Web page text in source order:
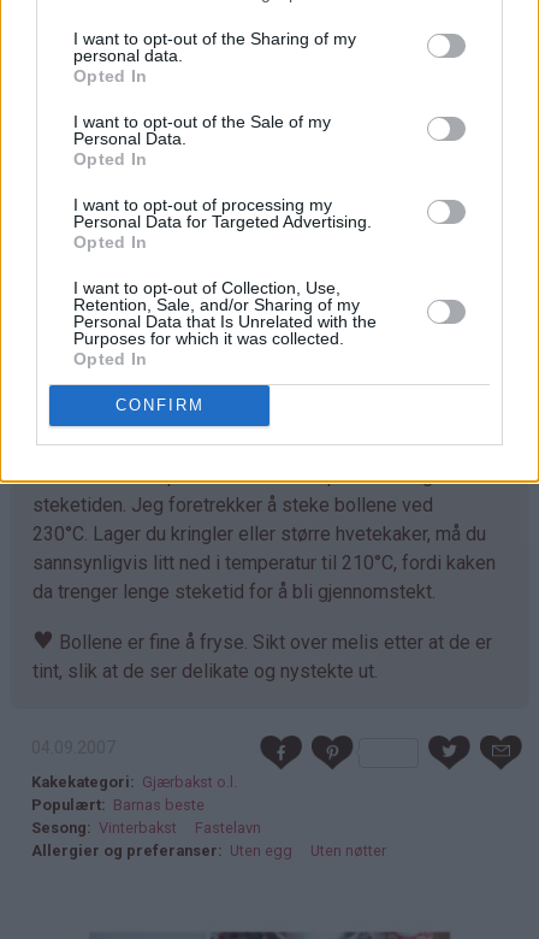
I want to opt-out of the Sharing of my
personal data.
Opted In
I want to opt-out of the Sale of my
Personal Data.
Opted In
I want to opt-out of processing my
Personal Data for Targeted Advertising.
Opted In
I want to opt-out of Collection, Use,
Retention, Sale, and/or Sharing of my
Personal Data that Is Unrelated with the
Purposes for which it was collected.
Opted In
CONFIRM
Trill ut bollene med en gang (ca 40 stk) og legg dem på
bakepapirdekkede stekeplater. La dem heve lunt i 1
Stek bollene midt i ovnen ved 230°C i 7-10 minutter.
Tilpass melmengden. Det kan hende du trenger litt
mer enn det som er angitt i oppskriften. Deigen skal
være god å trille og ikke løs og klissete.
♥
Det går fint å bruke denne deigen til å lage
kanelboller, skolebrød, kringle og andre typer gjærbakst.
Eneste du må tilpasse er steketemperaturen og
steketiden. Jeg foretrekker å steke bollene ved
230°C. Lager du kringler eller større hvetekaker, må du
sannsynligvis litt ned i temperatur til 210°C, fordi kaken
da trenger lenge steketid for å bli gjennomstekt.
♥ Bollene er fine å fryse. Sikt over melis etter at de er
tint, slik at de ser delikate og nystekte ut.
Kakekategori
Gjærbakst o.l.
Populært
Barnas beste
Sesong
Vinterbakst
Fastelavn
Allergier og preferanser
Uten egg Uten nøtter